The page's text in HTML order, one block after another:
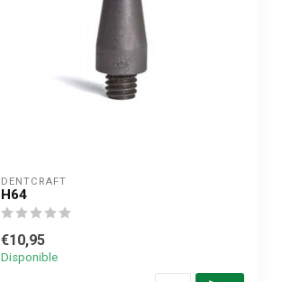
DENTCRAFT
H64
€10,95
Disponible